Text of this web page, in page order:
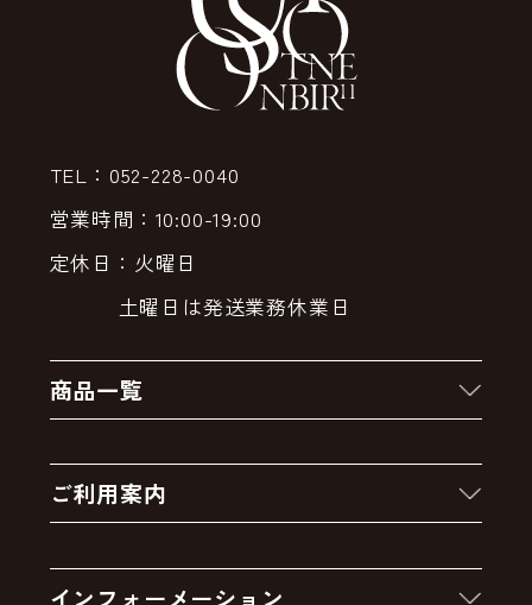
TEL：052-228-0040
営業時間：10:00-19:00
定休日：火曜日
土曜日は発送業務休業日
商品一覧
クーポン
卸販売・大量注文
ご利用案内
インフォーメーション